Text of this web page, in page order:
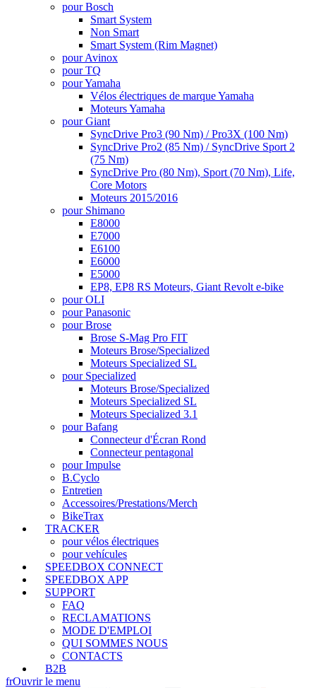
pour Bosch
Smart System
Non Smart
Smart System (Rim Magnet)
pour Avinox
pour TQ
pour Yamaha
Vélos électriques de marque Yamaha
Moteurs Yamaha
pour Giant
SyncDrive Pro3 (90 Nm) / Pro3X (100 Nm)
SyncDrive Pro2 (85 Nm) / SyncDrive Sport 2
(75 Nm)
SyncDrive Pro (80 Nm), Sport (70 Nm), Life,
Core Motors
Moteurs 2015/2016
pour Shimano
E8000
E7000
E6100
E6000
E5000
EP8, EP8 RS Moteurs, Giant Revolt e-bike
pour OLI
pour Panasonic
pour Brose
Brose S-Mag Pro FIT
Moteurs Brose/Specialized
Moteurs Specialized SL
pour Specialized
Moteurs Brose/Specialized
Moteurs Specialized SL
Moteurs Specialized 3.1
pour Bafang
Connecteur d'Écran Rond
Connecteur pentagonal
pour Impulse
B.Cyclo
Entretien
Accessoires/Prestations/Merch
BikeTrax
TRACKER
pour vélos électriques
pour vehícules
SPEEDBOX CONNECT
SPEEDBOX APP
SUPPORT
FAQ
RECLAMATIONS
MODE D'EMPLOI
QUI SOMMES NOUS
CONTACTS
B2B
frOuvrir le menu